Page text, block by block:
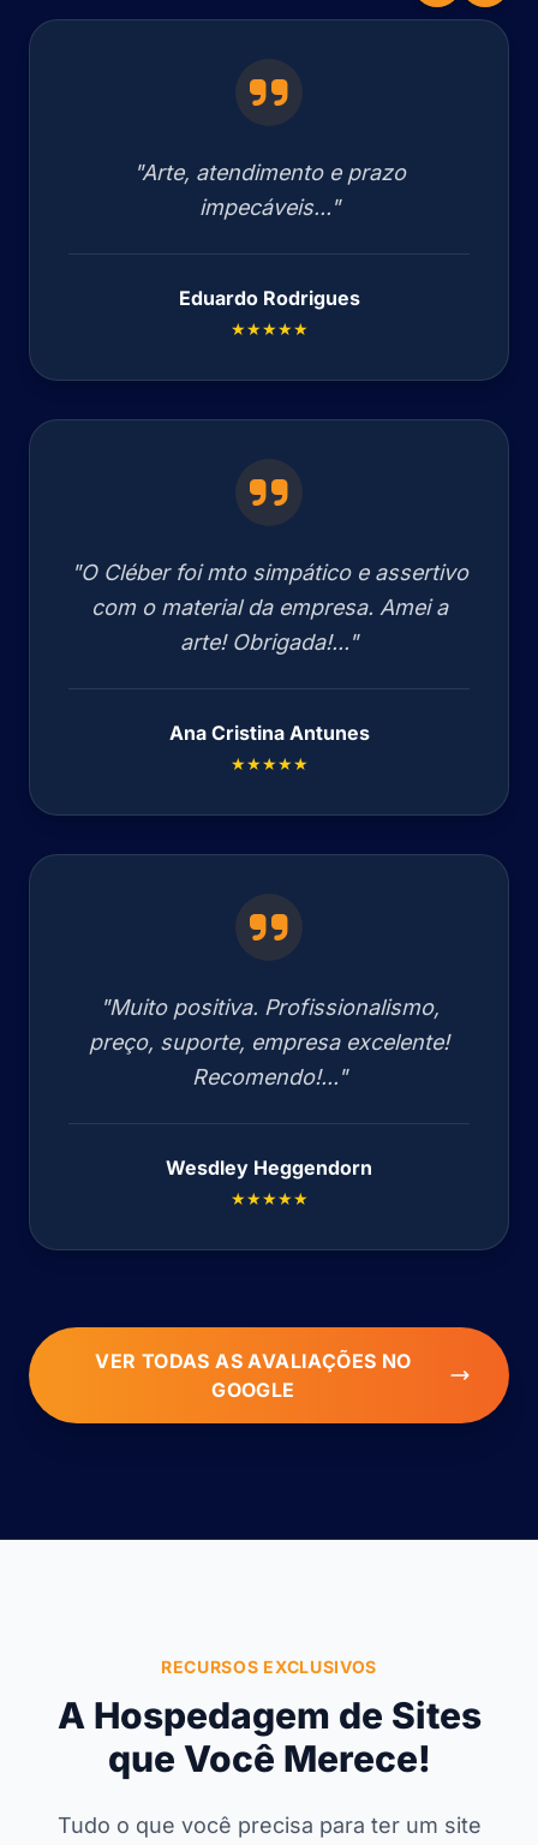
"Arte, atendimento e prazo
impecáveis..."
Eduardo Rodrigues
★★★★★
"O Cléber foi mto simpático e assertivo
com o material da empresa. Amei a
arte! Obrigada!..."
Ana Cristina Antunes
★★★★★
"Muito positiva. Profissionalismo,
preço, suporte, empresa excelente!
Recomendo!..."
Wesdley Heggendorn
★★★★★
VER TODAS AS AVALIAÇÕES NO
GOOGLE
RECURSOS EXCLUSIVOS
A Hospedagem de Sites
que Você Merece!
Tudo o que você precisa para ter um site